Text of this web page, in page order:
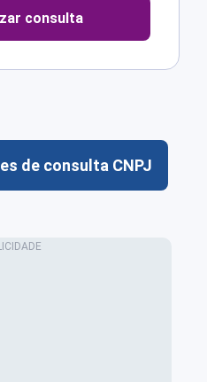
consulta
de consulta CNPJ